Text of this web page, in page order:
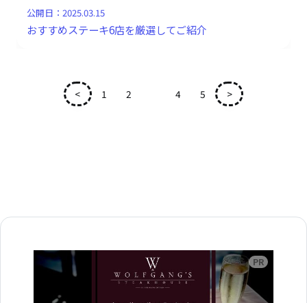
公開日：2025.03.15
おすすめステーキ6店を厳選してご紹介
< 1 2 4 5 >
広告